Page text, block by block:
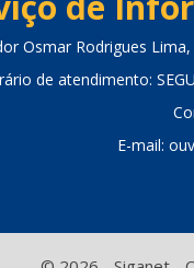
Osmar Rodrigues
de atendimento:
E-mail: